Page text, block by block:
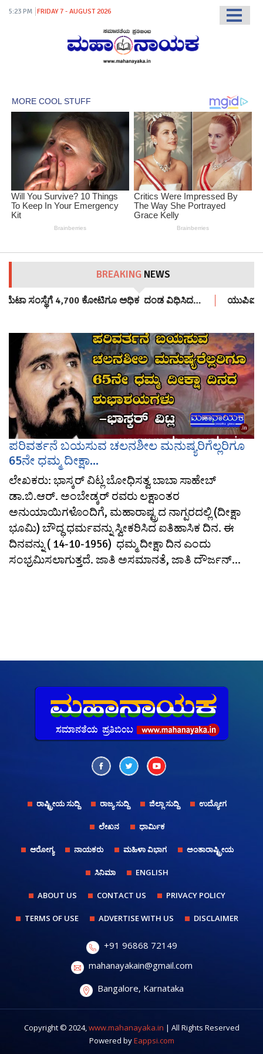
5:23 PM FRIDAY 7 - AUGUST 2026
BREAKING NEWS
ಸಂಸ್ಥೆಗೆ 4,700 ಕೋಟಿಗೂ ಅಧಿಕ ದಂಡ ವಿಧಿಸಿದ… ಯುಪಿಐ
ಪರಿವರ್ತನೆ ಬಯಸುವ ಚಲನಶೀಲ ಮನುಷ್ಯರಿಗೆಲ್ಲರಿಗೂ
65ನೇ ಧಮ್ಮ ದೀಕ್ಷಾ...
ಲೇಖಕರು: ಭಾಸ್ಕರ್ ವಿಟ್ಲ ಬೋಧಿಸತ್ವ ಬಾಬಾ ಸಾಹೇಬ್
ಡಾ.ಬಿ.ಆರ್. ಅಂಬೇಡ್ಕರ್‌ ರವರು ಲಕ್ಷಾಂತರ
ಅನುಯಾಯಿಗಳೊಂದಿಗೆ, ಮಹಾರಾಷ್ಟ್ರದ ನಾಗ್ಪರದಲ್ಲಿ (ದೀಕ್ಷಾ
ಭೂಮಿ) ಬೌದ್ಧ ಧರ್ಮವನ್ನು ಸ್ವೀಕರಿಸಿದ ಐತಿಹಾಸಿಕ ದಿನ. ಈ
ದಿನವನ್ನು ( 14-10-1956) ಧಮ್ಮ ದೀಕ್ಷಾ ದಿನ ಎಂದು
ಸಂಭ್ರಮಿಸಲಾಗುತ್ತದೆ. ಜಾತಿ ಅಸಮಾನತೆ, ಜಾತಿ ದೌರ್ಜನ್...
ರಾಷ್ಟ್ರೀಯ ಸುದ್ದಿ ರಾಜ್ಯ ಸುದ್ದಿ ಜಿಲ್ಲಾ ಸುದ್ದಿ ಉದ್ಯೋಗ
ಲೇಖನ ಧಾರ್ಮಿಕ
ಆರೋಗ್ಯ ನಾಯಕರು ಮಹಿಳಾ ವಿಭಾಗ ಅಂತಾರಾಷ್ಟ್ರೀಯ
ಸಿನಿಮಾ ENGLISH
ABOUT US CONTACT US PRIVACY POLICY
TERMS OF USE ADVERTISE WITH US DISCLAIMER
+91 96868 72149
mahanayakain@gmail.com
Bangalore, Karnataka
Copyright © 2024,www.mahanayaka.in | All Rights Reserved
Powered byEappsi.com